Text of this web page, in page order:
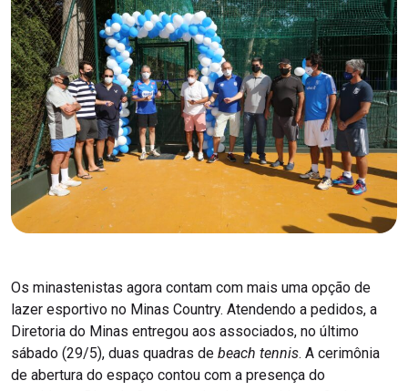
Os minastenistas agora contam com mais uma opção de
lazer esportivo no Minas Country. Atendendo a pedidos, a
Diretoria do Minas entregou aos associados, no último
sábado (29/5), duas quadras de beach tennis. A cerimônia
de abertura do espaço contou com a presença do